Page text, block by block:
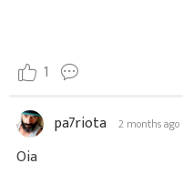
1
pa7riota 2 months ago
Oia